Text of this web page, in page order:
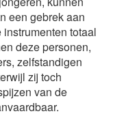
een gebrek aan
totaal
deze personen,
zelfstandigen
zij toch
van de